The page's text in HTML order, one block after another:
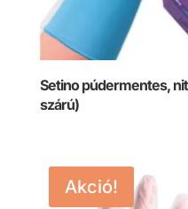
Setino púdermentes,
szárú)
Akció!